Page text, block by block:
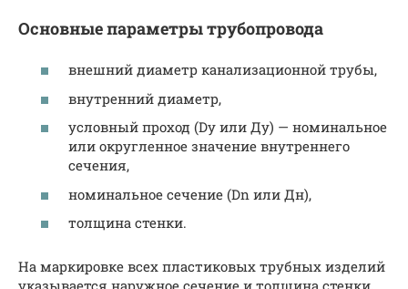
Основные параметры трубопровода
внешний диаметр канализационной трубы,
внутренний диаметр,
условный проход (Dу или Ду) — номинальное
или округленное значение внутреннего
сечения,
номинальное сечение (Dn или Дн),
толщина стенки.
На маркировке всех пластиковых трубных изделий
указывается наружное сечение и толщина стенки,